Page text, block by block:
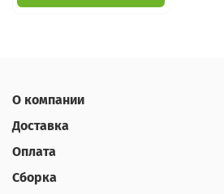
О компании
Доставка
Оплата
Сборка